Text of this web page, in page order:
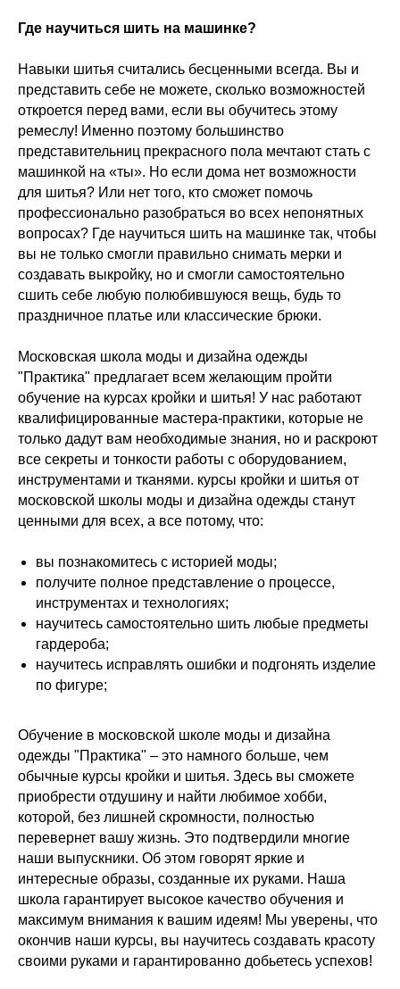
Где научиться шить на машинке?
Навыки шитья считались бесценными всегда. Вы и
представить себе не можете, сколько возможностей
откроется перед вами, если вы обучитесь этому
ремеслу! Именно поэтому большинство
представительниц прекрасного пола мечтают стать с
машинкой на «ты». Но если дома нет возможности
для шитья? Или нет того, кто сможет помочь
профессионально разобраться во всех непонятных
вопросах? Где научиться шить на машинке так, чтобы
вы не только смогли правильно снимать мерки и
создавать выкройку, но и смогли самостоятельно
сшить себе любую полюбившуюся вещь, будь то
праздничное платье или классические брюки.
Московская школа моды и дизайна одежды
"Практика" предлагает всем желающим пройти
обучение на курсах кройки и шитья! У нас работают
квалифицированные мастера-практики, которые не
только дадут вам необходимые знания, но и раскроют
все секреты и тонкости работы с оборудованием,
инструментами и тканями. курсы кройки и шитья от
московской школы моды и дизайна одежды станут
ценными для всех, а все потому, что:
вы познакомитесь с историей моды;
получите полное представление о процессе,
инструментах и технологиях;
научитесь самостоятельно шить любые предметы
гардероба;
научитесь исправлять ошибки и подгонять изделие
по фигуре;
Обучение в московской школе моды и дизайна
одежды "Практика" – это намного больше, чем
обычные курсы кройки и шитья. Здесь вы сможете
приобрести отдушину и найти любимое хобби,
которой, без лишней скромности, полностью
перевернет вашу жизнь. Это подтвердили многие
наши выпускники. Об этом говорят яркие и
интересные образы, созданные их руками. Наша
школа гарантирует высокое качество обучения и
максимум внимания к вашим идеям! Мы уверены, что
окончив наши курсы, вы научитесь создавать красоту
своими руками и гарантированно добьетесь успехов!